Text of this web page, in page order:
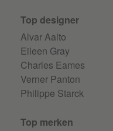
Top designer
Alvar Aalto
Eileen Gray
Charles Eames
Verner Panton
Philippe Starck
Top merken